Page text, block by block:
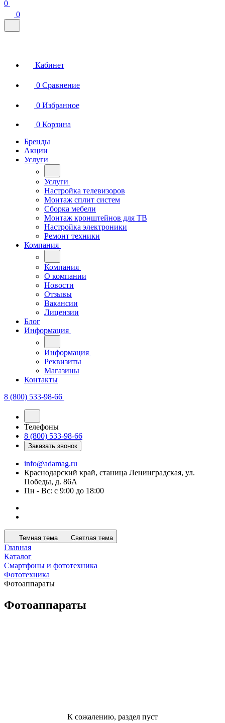
Избранное
0 Корзина
Бренды
Акции
Услуги
Услуги
Настройка телевизоров
Монтаж сплит систем
Сборка мебели
Монтаж кронштейнов для ТВ
Настройка электроники
Ремонт техники
Компания
Компания
О компании
Новости
Отзывы
Вакансии
Лицензии
Блог
Информация
Информация
Реквизиты
Магазины
Контакты
8 (800) 533-98-66
Телефоны
8 (800) 533-98-66
Заказать звонок
info@adamag.ru
Краснодарский край, станица Ленинградская, ул.
Победы, д. 86А
Пн - Вс: с 9:00 до 18:00
Главная
Каталог
Смартфоны и фототехника
Фототехника
Фотоаппараты
Фотоаппараты
В данный момент нет активных товаров